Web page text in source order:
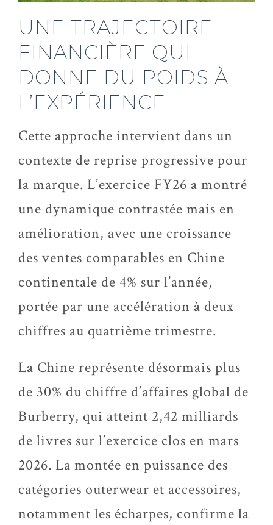
UNE TRAJECTOIRE
FINANCIÈRE QUI
DONNE DU POIDS À
L’EXPÉRIENCE
Cette approche intervient dans un
contexte de reprise progressive pour
la marque. L’exercice FY26 a montré
une dynamique contrastée mais en
amélioration, avec une croissance
des ventes comparables en Chine
continentale de 4% sur l’année,
portée par une accélération à deux
chiffres au quatrième trimestre.
La Chine représente désormais plus
de 30% du chiffre d’affaires global de
Burberry, qui atteint 2,42 milliards
de livres sur l’exercice clos en mars
2026. La montée en puissance des
catégories outerwear et accessoires,
notamment les écharpes, confirme la